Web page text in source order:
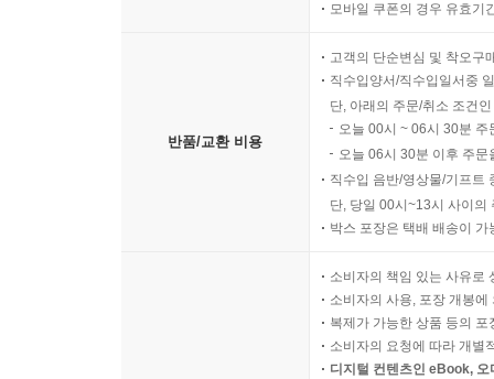
모바일 쿠폰의 경우 유효기
반품/교환 비용
고객의 단순변심 및 착오구
직수입양서/직수입일서중
단, 아래의 주문/취소 조건
오늘 00시 ~ 06시 30분
오늘 06시 30분 이후 주
직수입 음반/영상물/기프트
단, 당일 00시~13시 사이의
박스 포장은 택배 배송이
소비자의 책임 있는 사유로
소비자의 사용, 포장 개봉
복제가 가능한 상품 등의
소비자의 요청에 따라 개별
디지털 컨텐츠인 eBook,